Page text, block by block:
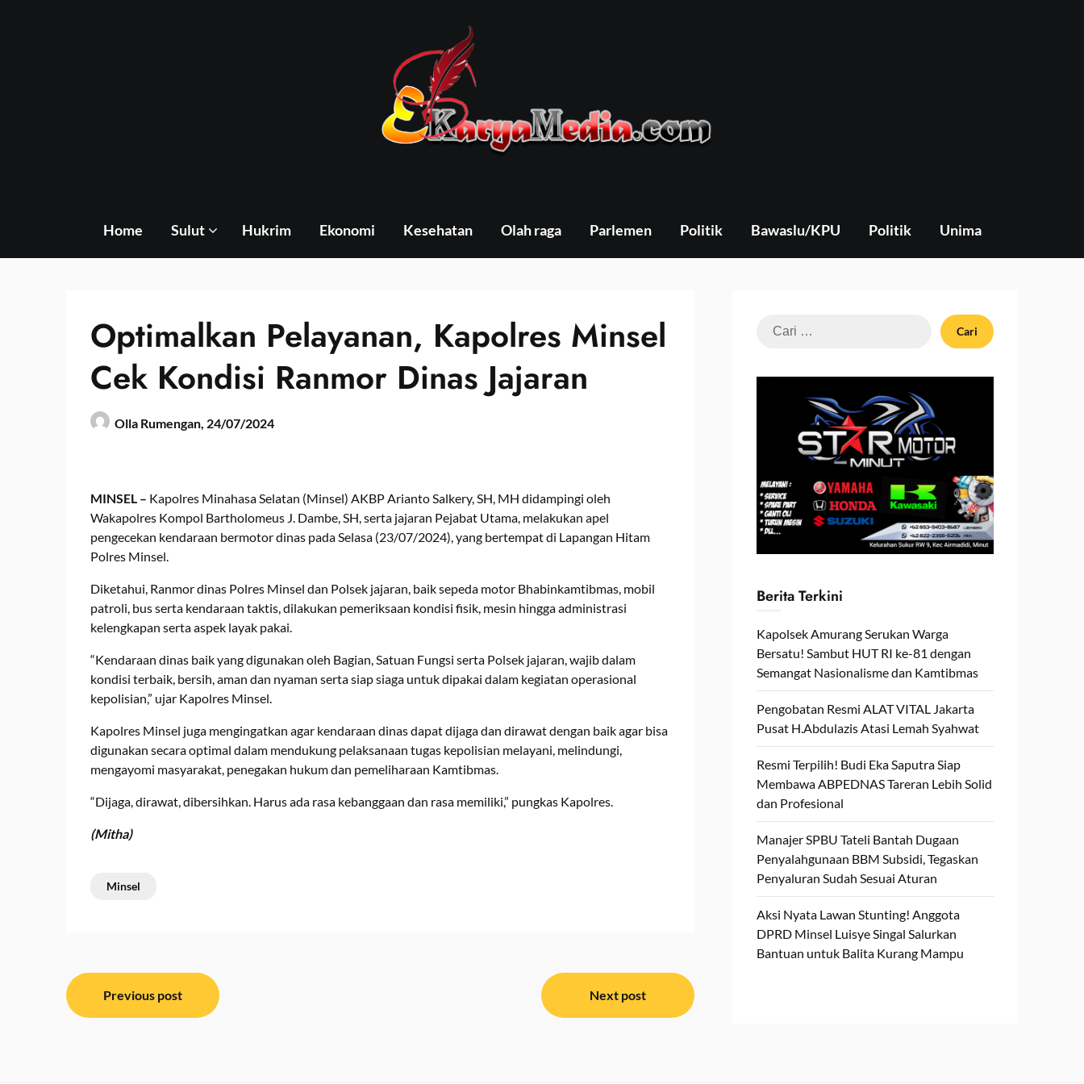
Home Sulut Hukrim Ekonomi Kesehatan Olah raga Parlemen Politik Bawaslu/KPU Politik Unima
Optimalkan Pelayanan, Kapolres Minsel
Cek Kondisi Ranmor Dinas Jajaran
Olla Rumengan, 24/07/2024
MINSEL – Kapolres Minahasa Selatan (Minsel) AKBP Arianto Salkery, SH, MH didampingi oleh
Wakapolres Kompol Bartholomeus J. Dambe, SH, serta jajaran Pejabat Utama, melakukan apel
pengecekan kendaraan bermotor dinas pada Selasa (23/07/2024), yang bertempat di Lapangan Hitam
Polres Minsel.
Diketahui, Ranmor dinas Polres Minsel dan Polsek jajaran, baik sepeda motor Bhabinkamtibmas, mobil
patroli, bus serta kendaraan taktis, dilakukan pemeriksaan kondisi fisik, mesin hingga administrasi
kelengkapan serta aspek layak pakai.
“Kendaraan dinas baik yang digunakan oleh Bagian, Satuan Fungsi serta Polsek jajaran, wajib dalam
kondisi terbaik, bersih, aman dan nyaman serta siap siaga untuk dipakai dalam kegiatan operasional
kepolisian,” ujar Kapolres Minsel.
Kapolres Minsel juga mengingatkan agar kendaraan dinas dapat dijaga dan dirawat dengan baik agar bisa
digunakan secara optimal dalam mendukung pelaksanaan tugas kepolisian melayani, melindungi,
mengayomi masyarakat, penegakan hukum dan pemeliharaan Kamtibmas.
“Dijaga, dirawat, dibersihkan. Harus ada rasa kebanggaan dan rasa memiliki,” pungkas Kapolres.
(Mitha)
Minsel
Navigasi
pos
Previous post Next post
Cari
Berita Terkini
Kapolsek Amurang Serukan Warga
Bersatu! Sambut HUT RI ke-81 dengan
Semangat Nasionalisme dan Kamtibmas
Pengobatan Resmi ALAT VITAL Jakarta
Pusat H.Abdulazis Atasi Lemah Syahwat
Resmi Terpilih! Budi Eka Saputra Siap
Membawa ABPEDNAS Tareran Lebih Solid
dan Profesional
Manajer SPBU Tateli Bantah Dugaan
Penyalahgunaan BBM Subsidi, Tegaskan
Penyaluran Sudah Sesuai Aturan
Aksi Nyata Lawan Stunting! Anggota
DPRD Minsel Luisye Singal Salurkan
Bantuan untuk Balita Kurang Mampu